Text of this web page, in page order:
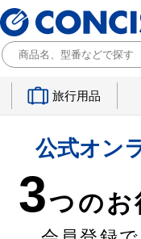
旅行用品
公式オン
3つのお